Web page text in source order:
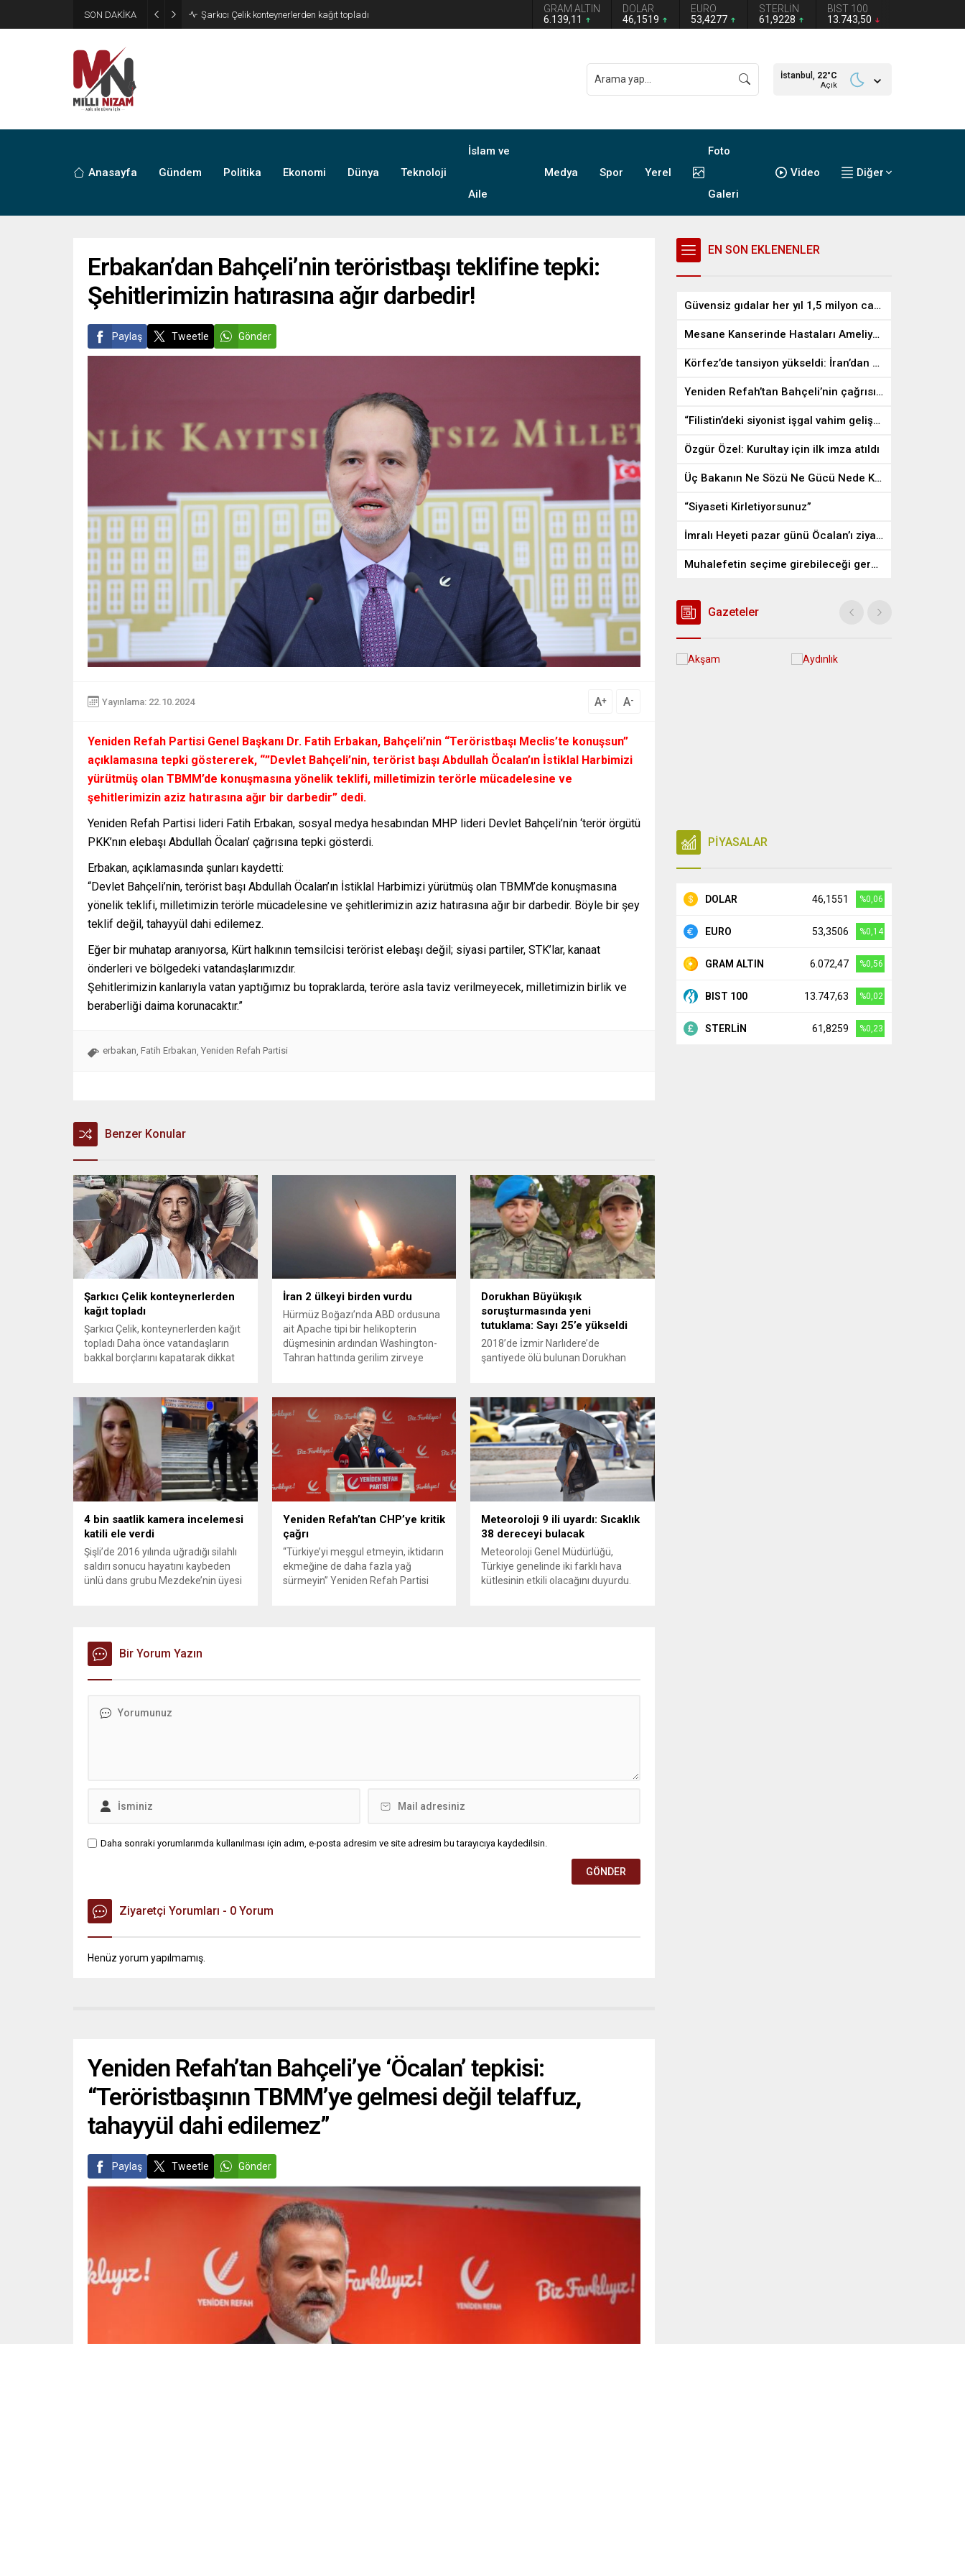
SON DAKİKA İran 2 ülkeyi birden vurdu
GRAM ALTIN
6.139,11
DOLAR
46,1519
EURO
53,4277
STERLİN
61,9228
BIST 100
13.743,50
İstanbul, 22°C
Açık
Anasayfa Gündem Politika Ekonomi Dünya Teknoloji
İslam ve
Aile
Medya Spor Yerel
Foto
Galeri
Video Diğer
Erbakan’dan Bahçeli’nin teröristbaşı teklifine tepki:
Şehitlerimizin hatırasına ağır darbedir!
Paylaş Tweetle Gönder
Yayınlama: 22.10.2024 A+ A-
Yeniden Refah Partisi Genel Başkanı Dr. Fatih Erbakan, Bahçeli’nin “Teröristbaşı Meclis’te konuşsun”
açıklamasına tepki göstererek, “”Devlet Bahçeli’nin, terörist başı Abdullah Öcalan’ın İstiklal Harbimizi
yürütmüş olan TBMM’de konuşmasına yönelik teklifi, milletimizin terörle mücadelesine ve
şehitlerimizin aziz hatırasına ağır bir darbedir” dedi.
Yeniden Refah Partisi lideri Fatih Erbakan, sosyal medya hesabından MHP lideri Devlet Bahçeli’nin ‘terör örgütü
PKK’nın elebaşı Abdullah Öcalan’ çağrısına tepki gösterdi.
Erbakan, açıklamasında şunları kaydetti:
“Devlet Bahçeli’nin, terörist başı Abdullah Öcalan’ın İstiklal Harbimizi yürütmüş olan TBMM’de konuşmasına
yönelik teklifi, milletimizin terörle mücadelesine ve şehitlerimizin aziz hatırasına ağır bir darbedir. Böyle bir şey
teklif değil, tahayyül dahi edilemez.
Eğer bir muhatap aranıyorsa, Kürt halkının temsilcisi terörist elebaşı değil; siyasi partiler, STK’lar, kanaat
önderleri ve bölgedeki vatandaşlarımızdır.
Şehitlerimizin kanlarıyla vatan yaptığımız bu topraklarda, teröre asla taviz verilmeyecek, milletimizin birlik ve
beraberliği daima korunacaktır.”
erbakan, Fatih Erbakan, Yeniden Refah Partisi
Benzer Konular
Şarkıcı Çelik konteynerlerden
kağıt topladı
Şarkıcı Çelik, konteynerlerden kağıt
topladı Daha önce vatandaşların
bakkal borçlarını kapatarak dikkat
Çelik, Samsun’un İlkadım ilçesinde
çöpten kağıt toplayarak geçimini
sağlayan Serpil Hanım’a destek
oldu. Çelik, sokaklardaki
konteynerlerden kağıt topladı. Ünlü
şarkıcı Çelik, Samsun’un İlkadım
ilçesinde çöpten kağıt toplayarak...
İran 2 ülkeyi birden vurdu
Hürmüz Boğazı’nda ABD ordusuna
ait Apache tipi bir helikopterin
düşmesinin ardından Washington-
Tahran hattında gerilim zirveye
savunma sistemleri ve radarları
vurmasına, İran Devrim Muhafızları
Bahreyn ve Ürdün’deki Amerikan
askeri üslerini hedef alarak sert
karşılık verdi. Tahran, yeni bir ABD
saldırısına anında yanıt verileceğini
duyurdu....
Dorukhan Büyükışık
soruşturmasında yeni
tutuklama: Sayı 25’e yükseldi
2018’de İzmir Narlıdere’de
şantiyede ölü bulunan Dorukhan
artmaya devam ediyor. Son olarak
Olay Yeri İnceleme Büro Amiri
Atakan Kaçar’ın da tutuklanmasıyla
dosyadaki tutuklu sayısı 25’e
yükseldi. İzmir’in Narlıdere ilçesinde
2018 yılında şantiyede ölü bulunan
Dorukhan Büyükışık’a ilişkin yeniden
açılan soruşturmada tutuklamalar
genişliyor. Son olarak dönemin...
4 bin saatlik kamera incelemesi
katili ele verdi
Şişli’de 2016 yılında uğradığı silahlı
saldırı sonucu hayatını kaybeden
ünlü dans grubu Mezdeke’nin üyesi
ekipleri, cinayeti işlediğini itiraf eden
maktulün akrabası Bülent G. ile
azmettirici olduğu öne sürülen 2...
Yeniden Refah’tan CHP’ye kritik
çağrı
“Türkiye’yi meşgul etmeyin, iktidarın
ekmeğine de daha fazla yağ
sürmeyin” Yeniden Refah Partisi
önce anlaşın, kurultay kararı alın,
Meteoroloji 9 ili uyardı: Sıcaklık
38 dereceyi bulacak
Meteoroloji Genel Müdürlüğü,
Türkiye genelinde iki farklı hava
kütlesinin etkili olacağını duyurdu.
9 ilde ise hava sıcaklıkları mevsim
Bir Yorum Yazın
Daha sonraki yorumlarımda kullanılması için adım, e-posta adresim ve site adresim bu tarayıcıya kaydedilsin.
Ziyaretçi Yorumları - 0 Yorum
Henüz yorum yapılmamış.
Yeniden Refah’tan Bahçeli’ye ‘Öcalan’ tepkisi:
“Teröristbaşının TBMM’ye gelmesi değil telaffuz,
tahayyül dahi edilemez”
Paylaş Tweetle Gönder
EN SON EKLENENLER
Güvensiz gıdalar her yıl 1,5 milyon can alıyor
Mesane Kanserinde Hastaları Ameliyattan Kurtaran İlaç
Körfez’de tansiyon yükseldi: İran’dan ABD üslerine misilleme
Yeniden Refah’tan Bahçeli’nin çağrısına destek
“Filistin’deki siyonist işgal vahim gelişmelere gebe”
Özgür Özel: Kurultay için ilk imza atıldı
Üç Bakanın Ne Sözü Ne Gücü Nede Kudreti Yetmedi
“Siyaseti Kirletiyorsunuz”
İmralı Heyeti pazar günü Öcalan’ı ziyaret edecek
Muhalefetin seçime girebileceği gerçek bir alan kalmayabilir
Gazeteler
PİYASALAR
DOLAR 46,1551 %0,06
EURO 53,3506 %0,14
GRAM ALTIN 6.072,47 %0,56
BIST 100 13.747,63 %0,02
STERLİN 61,8259 %0,23